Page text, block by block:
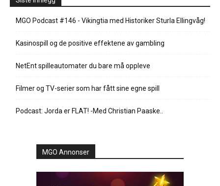
MGO Podcast #146 - Vikingtia med Historiker Sturla Ellingvåg!
Kasinospill og de positive effektene av gambling
NetEnt spilleautomater du bare må oppleve
Filmer og TV-serier som har fått sine egne spill
Podcast: Jorda er FLAT! -Med Christian Paaske..
MGO Annonser